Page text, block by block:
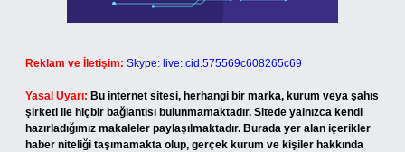
Reklam ve İletişim: Skype: live:.cid.575569c608265c69
Yasal Uyarı: Bu internet sitesi, herhangi bir marka, kurum veya şahıs
şirketi ile hiçbir bağlantısı bulunmamaktadır. Sitede yalnızca kendi
hazırladığımız makaleler paylaşılmaktadır. Burada yer alan içerikler
haber niteliği taşımamakta olup, gerçek kurum ve kişiler hakkında